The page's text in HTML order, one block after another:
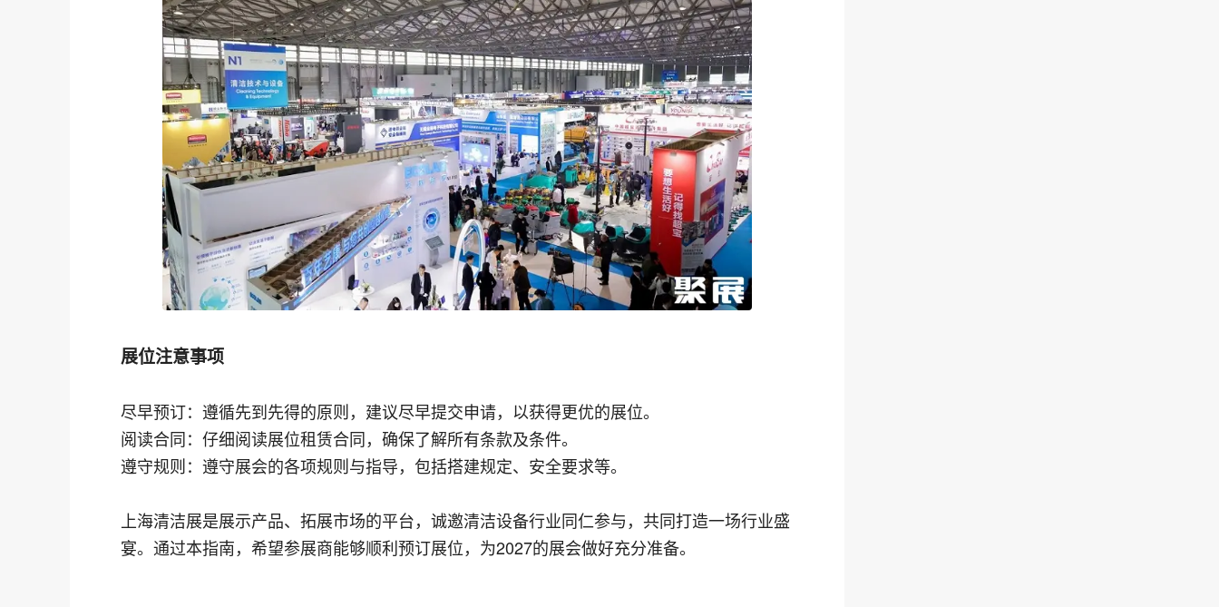
展位注意事项
尽早预订：遵循先到先得的原则，建议尽早提交申请，以获得更优的展位。
阅读合同：仔细阅读展位租赁合同，确保了解所有条款及条件。
遵守规则：遵守展会的各项规则与指导，包括搭建规定、安全要求等。
上海清洁展是展示产品、拓展市场的平台，诚邀清洁设备行业同仁参与，共同打造一场行业盛
宴。通过本指南，希望参展商能够顺利预订展位，为2027的展会做好充分准备。